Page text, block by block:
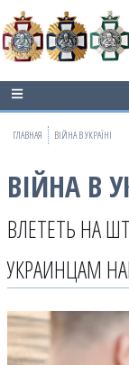
ГЛАВНАЯ ВІЙНА В УКРАЇНІ
ВІЙНА В
ВЛЕТЕТЬ НА
УКРАИНЦАМ